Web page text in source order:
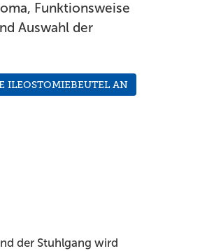
Funktionsweise
Auswahl der
ILEOSTOMIEBEUTEL AN
der Stuhlgang wird